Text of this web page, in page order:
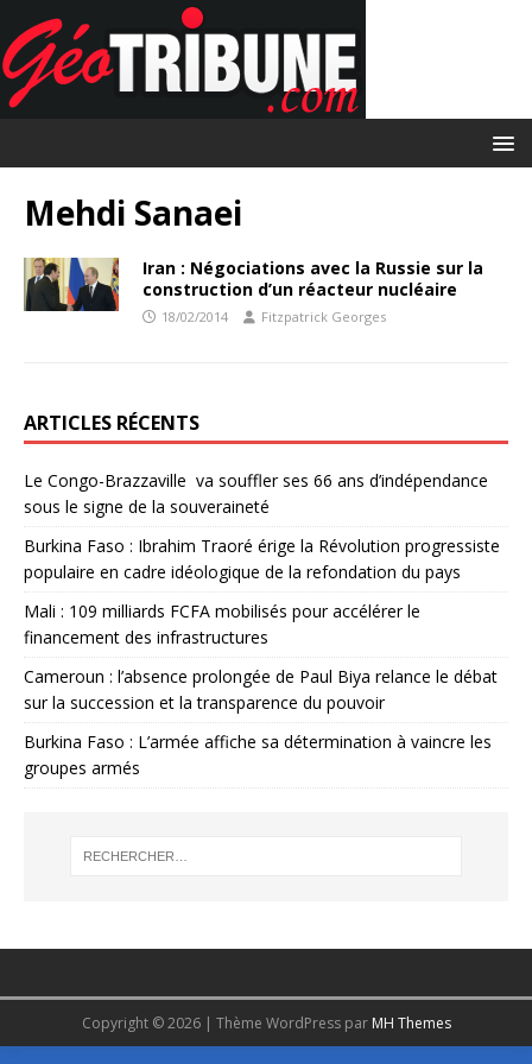
Mehdi Sanaei
Iran : Négociations avec la Russie sur la
construction d’un réacteur nucléaire
18/02/2014 Fitzpatrick Georges
ARTICLES RÉCENTS
Le Congo-Brazzaville va souffler ses 66 ans d’indépendance
sous le signe de la souveraineté
Burkina Faso : Ibrahim Traoré érige la Révolution progressiste
populaire en cadre idéologique de la refondation du pays
Mali : 109 milliards FCFA mobilisés pour accélérer le
financement des infrastructures
Cameroun : l’absence prolongée de Paul Biya relance le débat
sur la succession et la transparence du pouvoir
Burkina Faso : L’armée affiche sa détermination à vaincre les
groupes armés
Copyright © 2026 | Thème WordPress par MH Themes